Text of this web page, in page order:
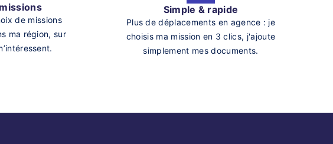
de missions
ma région, sur
Simple & rapide
Plus de déplacements en agence : je
choisis ma mission en 3 clics, j'ajoute
simplement mes documents.